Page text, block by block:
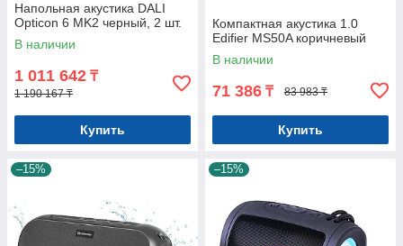
Напольная акустика DALI
Opticon 6 MK2 черный, 2 шт.
В наличии
1 011 642 ₸
1 190 167 ₸
Купить
Компактная акустика 1.0
Edifier MS50A коричневый
В наличии
71 386 ₸ 83 983 ₸
Купить
–15% –15%